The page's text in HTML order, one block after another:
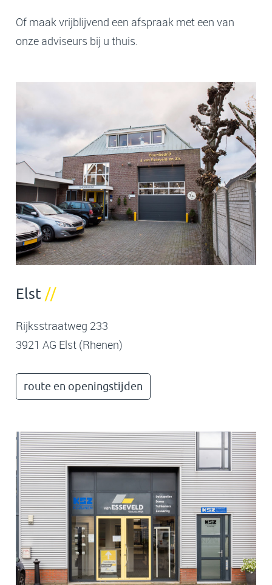
Of maak vrijblijvend een afspraak met een van
onze adviseurs bij u thuis.
Elst //
Rijksstraatweg 233
3921 AG Elst (Rhenen)
route en openingstijden